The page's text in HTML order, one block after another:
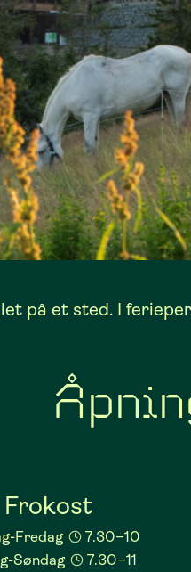
på et sted. I
Frokost
Fredag
7.30–10
Søndag
7.30–11